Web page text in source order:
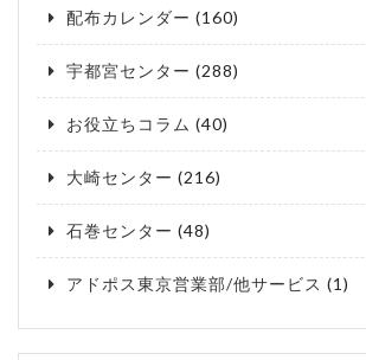
配布カレンダー (160)
宇都宮センター (288)
お役立ちコラム (40)
大崎センター (216)
石巻センター (48)
アドポス東京営業部/他サービス (1)